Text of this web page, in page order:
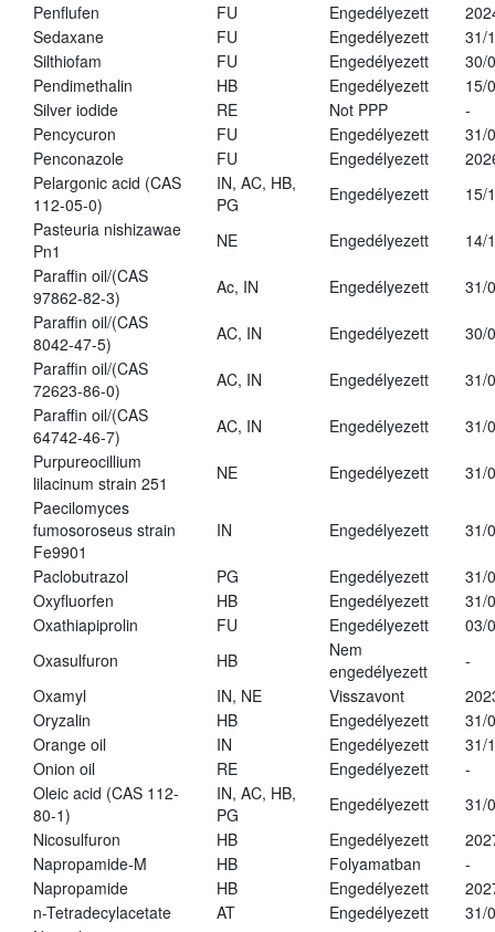
Penflufen FU Engedélyezett
Sedaxane
FU Engedélyezett
31/
Silthiofam
FU Engedélyezett
30/
Pendimethalin
HB Engedélyezett
15/
Silver iodide
RE Not PPP
-
Pencycuron
FU Engedélyezett
31/
Penconazole
FU Engedélyezett
Pelargonic acid (CAS
112-05-0)
IN, AC, HB,
PG
Engedélyezett
15/
Pasteuria nishizawae
Pn1
NE Engedélyezett
14/
Paraffin oil/(CAS
97862-82-3)
Ac, IN Engedélyezett
31/
Paraffin oil/(CAS
8042-47-5)
AC, IN Engedélyezett
30/
Paraffin oil/(CAS
72623-86-0)
AC, IN Engedélyezett
31/
Paraffin oil/(CAS
64742-46-7)
AC, IN Engedélyezett
31/
Purpureocillium
lilacinum strain 251
NE Engedélyezett
31/
Paecilomyces
fumosoroseus strain
Fe9901
IN Engedélyezett 31/
Paclobutrazol PG Engedélyezett
31/
Oxyfluorfen
HB Engedélyezett
31/
Oxathiapiprolin
FU Engedélyezett
03/
Oxasulfuron
HB
Nem
engedélyezett
-
Oxamyl
IN, NE Visszavont
Oryzalin
HB Engedélyezett
31/
Orange oil
IN Engedélyezett
31/
Onion oil
RE Engedélyezett
-
Oleic acid (CAS 112-
80-1)
IN, AC, HB,
PG
Engedélyezett
31/
Nicosulfuron
HB Engedélyezett
Napropamide-M
HB Folyamatban
-
Napropamide
HB Engedélyezett
n-Tetradecylacetate
AT Engedélyezett
31/